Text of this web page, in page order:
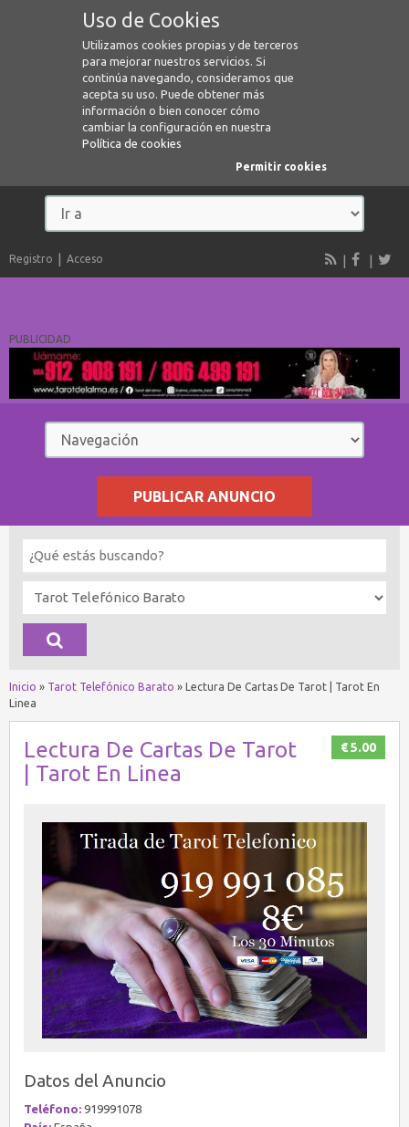
Uso de Cookies
Utilizamos cookies propias y de terceros
para mejorar nuestros servicios. Si
continúa navegando, consideramos que
acepta su uso. Puede obtener más
información o bien conocer cómo
cambiar la configuración en nuestra
Política de cookies
Permitir cookies
Registro Acceso
PUBLICIDAD
PUBLICAR ANUNCIO
Inicio » Tarot Telefónico Barato » Lectura De Cartas De Tarot | Tarot En
Linea
€ 5.00
Lectura De Cartas De Tarot
| Tarot En Linea
Datos del Anuncio
Teléfono: 919991078